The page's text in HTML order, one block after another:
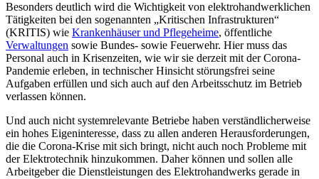
Besonders deutlich wird die Wichtigkeit von elektrohandwerklichen
Tätigkeiten bei den sogenannten „Kritischen Infrastrukturen“
(KRITIS) wie Krankenhäuser und Pflegeheime, öffentliche
Verwaltungen sowie Bundes- sowie Feuerwehr. Hier muss das
Personal auch in Krisenzeiten, wie wir sie derzeit mit der Corona-
Pandemie erleben, in technischer Hinsicht störungsfrei seine
Aufgaben erfüllen und sich auch auf den Arbeitsschutz im Betrieb
verlassen können.
Und auch nicht systemrelevante Betriebe haben verständlicherweise
ein hohes Eigeninteresse, dass zu allen anderen Herausforderungen,
die die Corona-Krise mit sich bringt, nicht auch noch Probleme mit
der Elektrotechnik hinzukommen. Daher können und sollen alle
Arbeitgeber die Dienstleistungen des Elektrohandwerks gerade in